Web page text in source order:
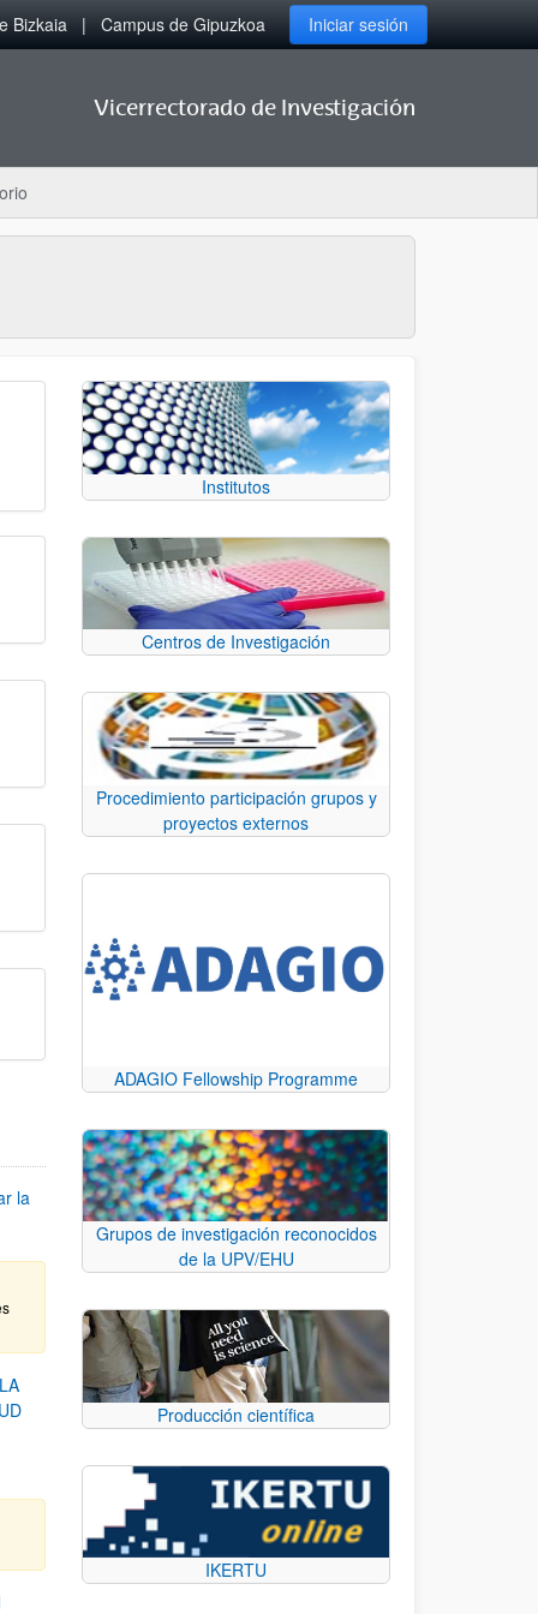
Bizkaia Campus de Gipuzkoa Iniciar sesión
Vicerrectorado de Investigación
la
Institutos
Centros de Investigación
Procedimiento participación grupos y
proyectos externos
ADAGIO Fellowship Programme
Grupos de investigación reconocidos
de la UPV/EHU
Producción científica
IKERTU